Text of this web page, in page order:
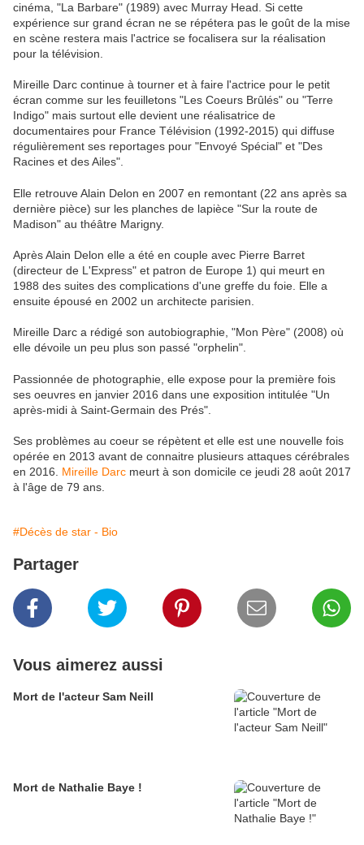
cinéma, "La Barbare" (1989) avec Murray Head. Si cette
expérience sur grand écran ne se répétera pas le goût de la mise
en scène restera mais l'actrice se focalisera sur la réalisation
pour la télévision.
Mireille Darc continue à tourner et à faire l'actrice pour le petit
écran comme sur les feuilletons "Les Coeurs Brûlés" ou "Terre
Indigo" mais surtout elle devient une réalisatrice de
documentaires pour France Télévision (1992-2015) qui diffuse
régulièrement ses reportages pour "Envoyé Spécial" et "Des
Racines et des Ailes".
Elle retrouve Alain Delon en 2007 en remontant (22 ans après sa
dernière pièce) sur les planches de lapièce "Sur la route de
Madison" au théâtre Marigny.
Après Alain Delon elle a été en couple avec Pierre Barret
(directeur de L'Express" et patron de Europe 1) qui meurt en
1988 des suites des complications d'une greffe du foie. Elle a
ensuite épousé en 2002 un architecte parisien.
Mireille Darc a rédigé son autobiographie, "Mon Père" (2008) où
elle dévoile un peu plus son passé "orphelin".
Passionnée de photographie, elle expose pour la première fois
ses oeuvres en janvier 2016 dans une exposition intitulée "Un
après-midi à Saint-Germain des Prés".
Ses problèmes au coeur se répètent et elle est une nouvelle fois
opérée en 2013 avant de connaitre plusieurs attaques cérébrales
en 2016.
Mireille Darc meurt à son domicile ce jeudi 28 août 2017
à l'âge de 79 ans.
#Décès de star - Bio
Partager
Vous aimerez aussi
Mort de l'acteur Sam Neill
Mort de Nathalie Baye !